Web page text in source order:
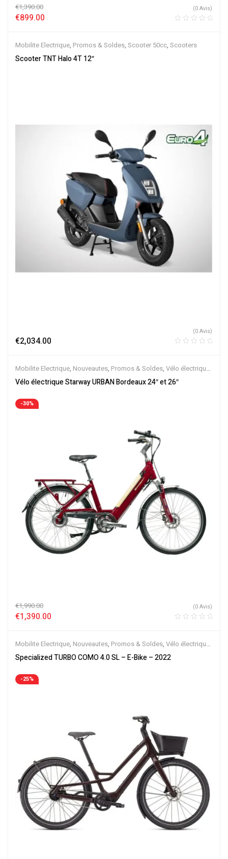
€1,390.00
€899.00
(0 Avis)
Mobilite Electrique, Promos & Soldes, Scooter 50cc, Scooters
Scooter TNT Halo 4T 12″
€2,034.00
(0 Avis)
Mobilite Electrique, Nouveautes, Promos & Soldes, Vélo électrique
ville, Velos Electriques,VTC Electrique
Vélo électrique Starway URBAN Bordeaux 24″ et 26″
-30%
€1,990.00
€1,390.00
(0 Avis)
Mobilite Electrique, Nouveautes, Promos & Soldes, Vélo électrique
ville,Velos Electriques,VTC Electrique
Specialized TURBO COMO 4.0 SL – E-Bike – 2022
-25%